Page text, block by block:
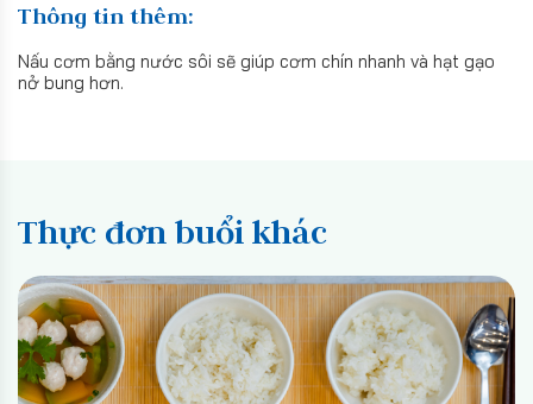
Thông tin thêm:
Nấu cơm bằng nước sôi sẽ giúp cơm chín nhanh và hạt gạo
nở bung hơn.
Thực đơn buổi khác